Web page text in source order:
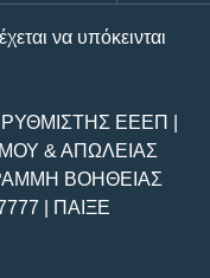
να υπόκεινται
ΕΕΕΠ |
& ΑΠΩΛΕΙΑΣ
ΒΟΗΘΕΙΑΣ
| ΠΑΙΞΕ